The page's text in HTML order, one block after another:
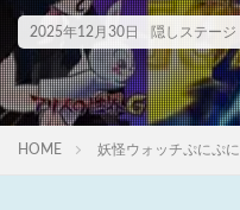
2025年12月30日 隠しステージ
HOME 妖怪ウォッチぷにぷに